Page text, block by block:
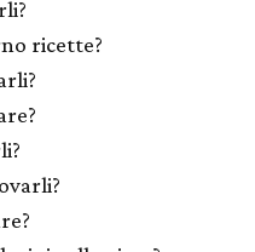
ricette?